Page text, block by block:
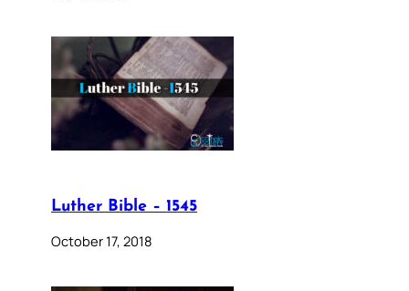
Luther Bible – 1545
October 17, 2018